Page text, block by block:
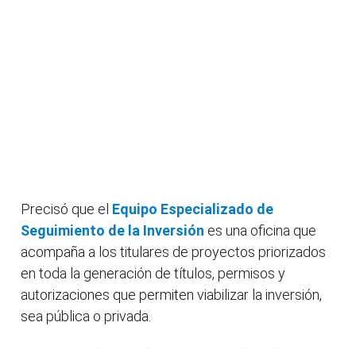
Precisó que el Equipo Especializado de
Seguimiento de la Inversión es una oficina que
acompaña a los titulares de proyectos priorizados
en toda la generación de títulos, permisos y
autorizaciones que permiten viabilizar la inversión,
sea pública o privada.